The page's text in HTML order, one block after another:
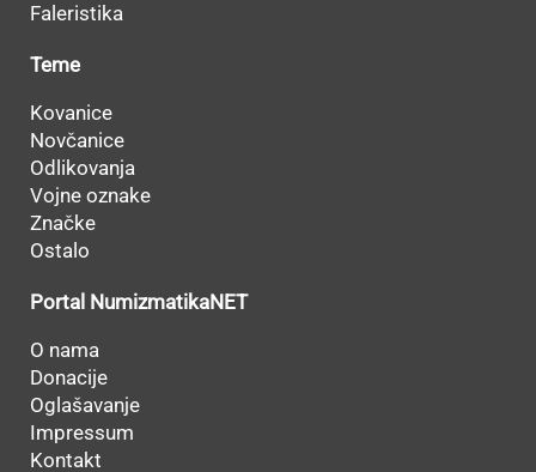
Faleristika
Teme
Kovanice
Novčanice
Odlikovanja
Vojne oznake
Značke
Ostalo
Portal NumizmatikaNET
O nama
Donacije
Oglašavanje
Impressum
Kontakt